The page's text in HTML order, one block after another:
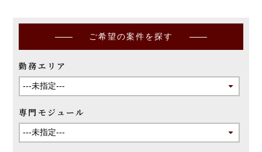
ご希望の案件を探す
勤務エリア
専門モジュール